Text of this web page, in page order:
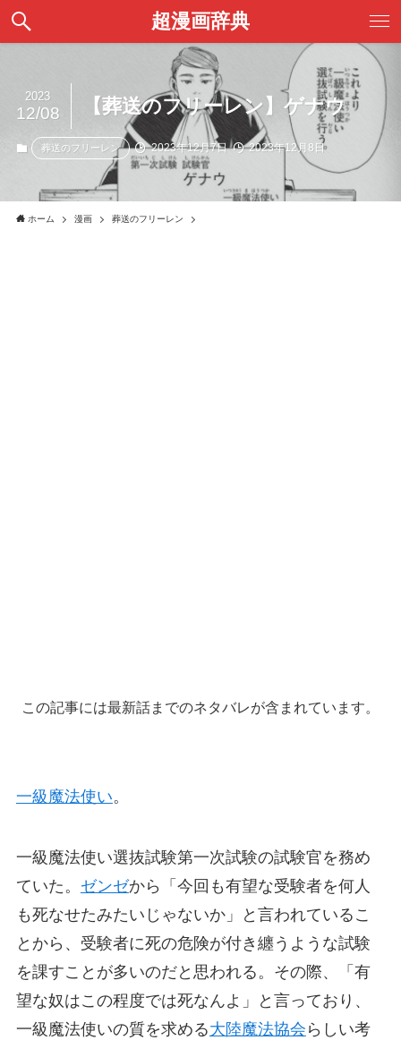
超漫画辞典
【葬送のフリーレン】ゲナウ
2023
12/08
葬送のフリーレン 2023年12月7日 2023年12月8日
ホーム 漫画 葬送のフリーレン
この記事には最新話までのネタバレが含まれています。
一級魔法使い。
一級魔法使い選抜試験第一次試験の試験官を務め
ていた。 ゼンゼから「今回も有望な受験者を何人
も死なせたみたいじゃないか」と言われているこ
とから、受験者に死の危険が付き纏うような試験
を課すことが多いのだと思われる。その際、「有
望な奴はこの程度では死なんよ」と言っており、
一級魔法使いの質を求める大陸魔法協会 らしい考